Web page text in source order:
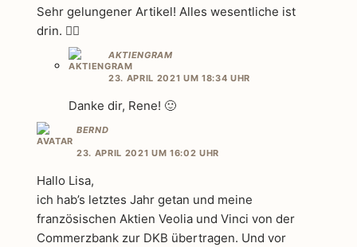
Sehr gelungener Artikel! Alles wesentliche ist
drin. 👍🏼
AKTIENGRAM
23. APRIL 2021 UM 18:34 UHR
Danke dir, Rene! 🙂
BERND
23. APRIL 2021 UM 16:02 UHR
Hallo Lisa,
ich hab’s letztes Jahr getan und meine
französischen Aktien Veolia und Vinci von der
Commerzbank zur DKB übertragen. Und vor